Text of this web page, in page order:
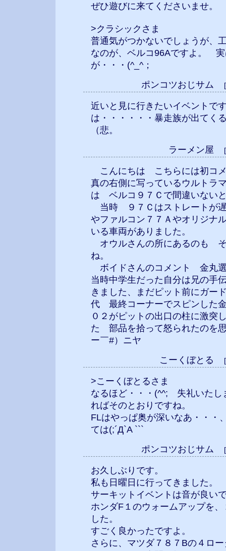
ぜひ遊びに来てくださいませ。
>クラシックさま
普通気がつかないでしょうが、
なのが、ベルコ96Aですよ。
が・・・(^_^；
ポンコツおじサム
近いと見に行きたいイベントで
は・・・・・・暴走族が出てく
（悲。
ラーメン屋
こんにちは こちらには初コ
真の右側に写っているウルトラ
は ベルコ９７Ｃで間違いない
当時 ９７Ｃはストレートが
やファルコン７７Ａやオリジナ
いる車両がありました。
オウルさんの所にあるのも
ね。
ボイドさんのコメント 金
当時中学生だった自分は兄の手
きました、まだピット前にガー
代 最終コーナーでスピンした
０２がピットの出口の柱に激
た 部品を拾って怒られたのを
ー￣#）ニヤ
こーくぼとる
>こーくぼとるさま
なるほど・・・(^^; 失礼いたし
ればそのとおりですね。
FLはやっぱ奥が深いなあ・・・
ては(;´Д`A ```
ポンコツおじサム
お久しぶりです。
私も日曜日に行ってきました。
サーキットイベントは音が良い
ホンダF１のウォームアップを
した。
すごく良かったですよ。
さらに、マツダ７８７Bの４ロ